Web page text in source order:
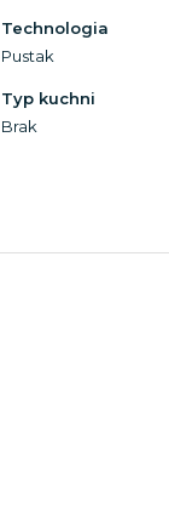
Technologia
Pustak
Typ kuchni
Brak